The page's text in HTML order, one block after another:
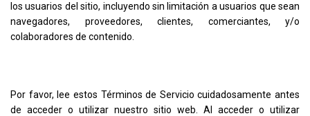
los usuarios del sitio, incluyendo sin limitación a usuarios que sean
navegadores, proveedores, clientes, comerciantes, y/o
colaboradores de contenido.
Por favor, lee estos Términos de Servicio cuidadosamente antes
de acceder o utilizar nuestro sitio web. Al acceder o utilizar